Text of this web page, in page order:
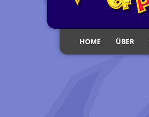
HOME ÜBER